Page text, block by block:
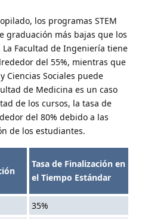
los programas STEM
graduación más bajas que los
Facultad de Ingeniería tiene
del 55%, mientras que
Ciencias Sociales puede
de Medicina es un caso
de los cursos, la tasa de
del 80% debido a las
de los estudiantes.
Tasa de Finalización en
el Tiempo Estándar
35%